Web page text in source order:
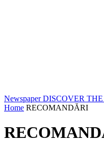
Newspaper DISCOVER
Home RECOMANDĂRI